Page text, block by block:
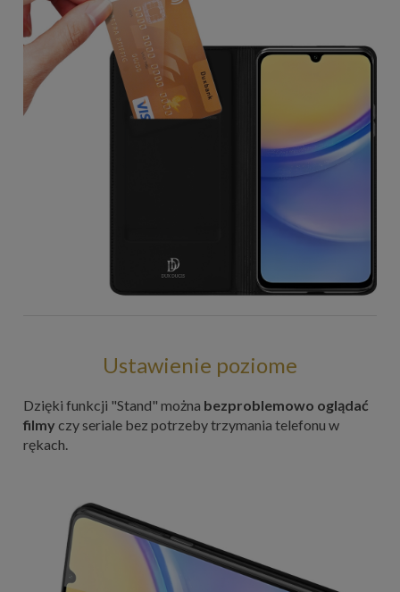
Ustawienie poziome
Dzięki funkcji "Stand" można bezproblemowo oglądać
filmy czy seriale bez potrzeby trzymania telefonu w
rękach.